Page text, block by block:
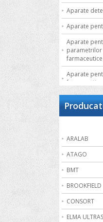
Aparate
Aparate
Aparate
farmaceutice
Aparate
farmaceutica
Bai
Bai
speciale
Bai ultrasonice
Balante
Becuri de gaz
ARALAB
ATAGO
BMT
BROOKFIELD
CONSORT
ELMA